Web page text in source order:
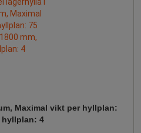
Maximal vikt per hyllplan:
hyllplan: 4